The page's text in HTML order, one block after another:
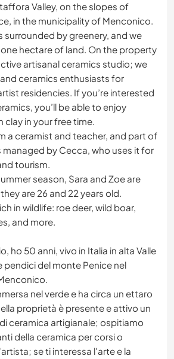
Valley, on the slopes of
in the municipality of Menconico.
surrounded by greenery, and we
hectare of land. On the property
artisanal ceramics studio; we
ceramics enthusiasts for
residencies. If you’re interested
you’ll be able to enjoy
clay in your free time.
a ceramist and teacher, and part of
managed by Cecca, who uses it for
tourism.
season, Sara and Zoe are
are 26 and 22 years old.
in wildlife: roe deer, wild boar,
and more.
ho 50 anni, vivo in Italia in alta Valle
pendici del monte Penice nel
nel verde e ha circa un ettaro
proprietà è presente e attivo un
ceramica artigianale; ospitiamo
della ceramica per corsi o
se ti interessa l'arte e la